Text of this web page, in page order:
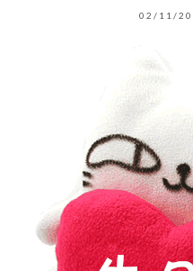
02/11/